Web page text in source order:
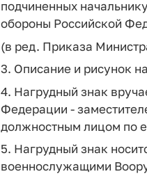
подчиненных
обороны Российской
(в ред. Приказа
3. Описание и рисунок
4. Нагрудный знак
Федерации -
должностным лицом по
5. Нагрудный знак
военнослужащими